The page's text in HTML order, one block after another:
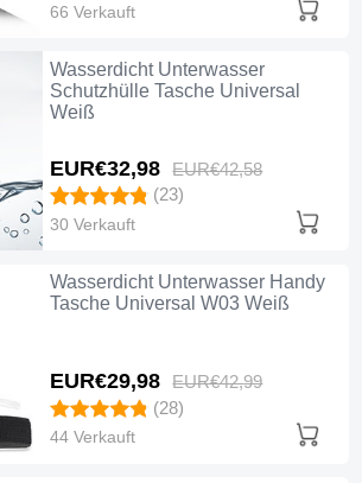
66 Verkauft
Wasserdicht Unterwasser
Schutzhülle Tasche Universal
Weiß
EUR€32,98 EUR€42,58
(23)
30 Verkauft
Wasserdicht Unterwasser Handy
Tasche Universal W03 Weiß
EUR€29,98 EUR€42,99
(28)
44 Verkauft